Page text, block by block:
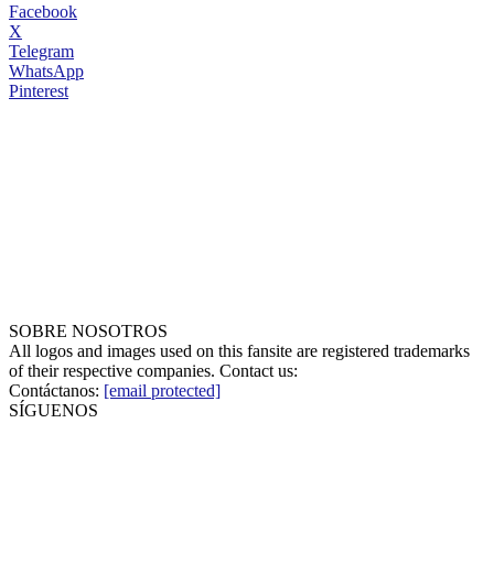
Facebook
X
Telegram
WhatsApp
Pinterest
SOBRE NOSOTROS
All logos and images used on this fansite are registered trademarks
of their respective companies. Contact us:
Contáctanos: [email protected]
SÍGUENOS